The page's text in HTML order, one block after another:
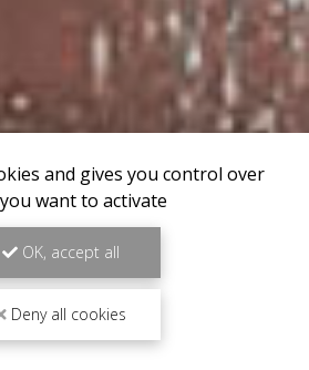
and gives you control over
want to activate
OK, accept all
Deny all cookies